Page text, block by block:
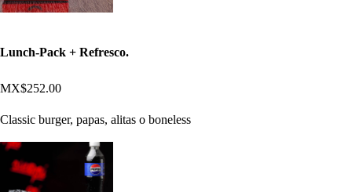
Lunch-Pack + Refresco.
MX$252.00
Classic burger, papas, alitas o boneless